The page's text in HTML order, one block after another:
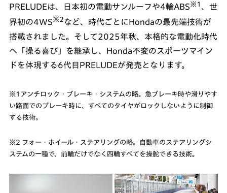
PRELUDEは、日本初の電動サンルーフや4輪ABS※1 、世
界初の4WS※2など、時代ごとにHondaの最先端技術が
搭載されました。そして2025年秋、本格的な電動化時代
へ「操る喜び」を継承し、Honda不変のスポーツマイン
ドを体現する6代目PRELUDEが発売となります。
※1アンチロック・ブレーキ・システムの略。急ブレーキ時や滑りやす
い路面でのブレーキ時に、すべてのタイヤがロックしないように制御
する技術。
※2 フォー・ホイール・ステアリングの略。自動車のステアリングシ
ステムの一種で、前輪だけでなく四輪すべてを操舵できる技術。